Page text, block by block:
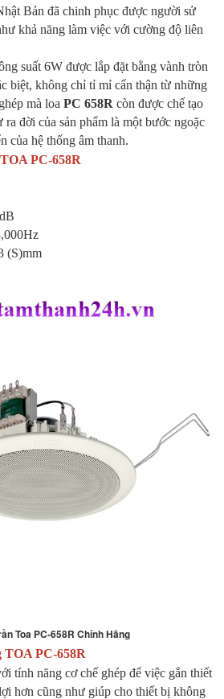
Bản đã chinh phục được người sử
khả năng làm việc với cường độ liên
suất 6W được lắp đặt bằng vành tròn
biệt, không chỉ tỉ mỉ cẩn thận từ những
mà loa PC 658R còn được chế tạo
ra đời của sản phẩm là một bước ngoặc
của hệ thống âm thanh.
PC-658R
(S)mm
Toa PC-658R Chính Hãng
PC-658R
tính năng cơ chế ghép để việc gắn thiết
hơn cũng như giúp cho thiết bị không